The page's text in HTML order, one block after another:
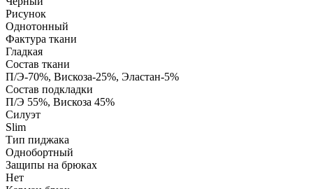
Рисунок
Однотонный
Фактура ткани
Гладкая
Состав ткани
П/Э-70%, Вискоза-25%, Эластан-5%
Состав подкладки
П/Э 55%, Вискоза 45%
Силуэт
Slim
Тип пиджака
Однобортный
Защипы на брюках
Нет